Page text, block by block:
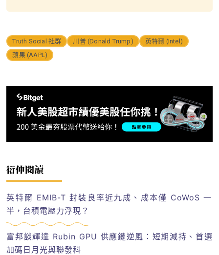
Truth Social 社群 川普 (Donald Trump)
英特爾 (Intel)
蘋果 (AAPL)
衍伸閱讀
英特爾 EMIB-T 封裝良率近九成、成本僅 CoWoS 一
半，台積電壓力浮現？
富邦談輝達 Rubin GPU 供應鏈逆風：短期減持、首選
加碼日月光與聯發科